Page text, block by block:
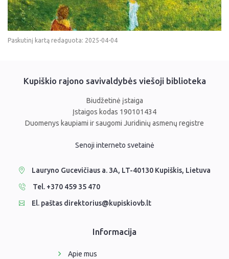
Paskutinį kartą redaguota: 2025-04-04
Kupiškio rajono savivaldybės viešoji biblioteka
Biudžetinė įstaiga
Įstaigos kodas 190101434
Duomenys kaupiami ir saugomi Juridinių asmenų registre
Senoji interneto svetainė
Lauryno Gucevičiaus a. 3A, LT-40130 Kupiškis, Lietuva
Tel. +370 459 35 470
El. paštas direktorius@kupiskiovb.lt
Informacija
Apie mus